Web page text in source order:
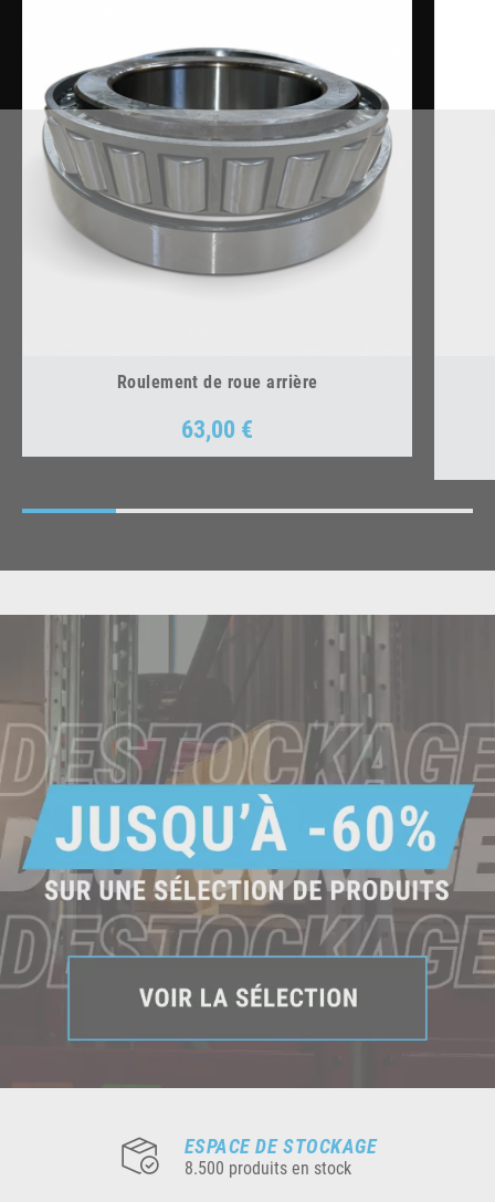
Roulement de roue arrière
Prix
63,00 €
ESPACE DE STOCKAGE
8.500 produits en stock